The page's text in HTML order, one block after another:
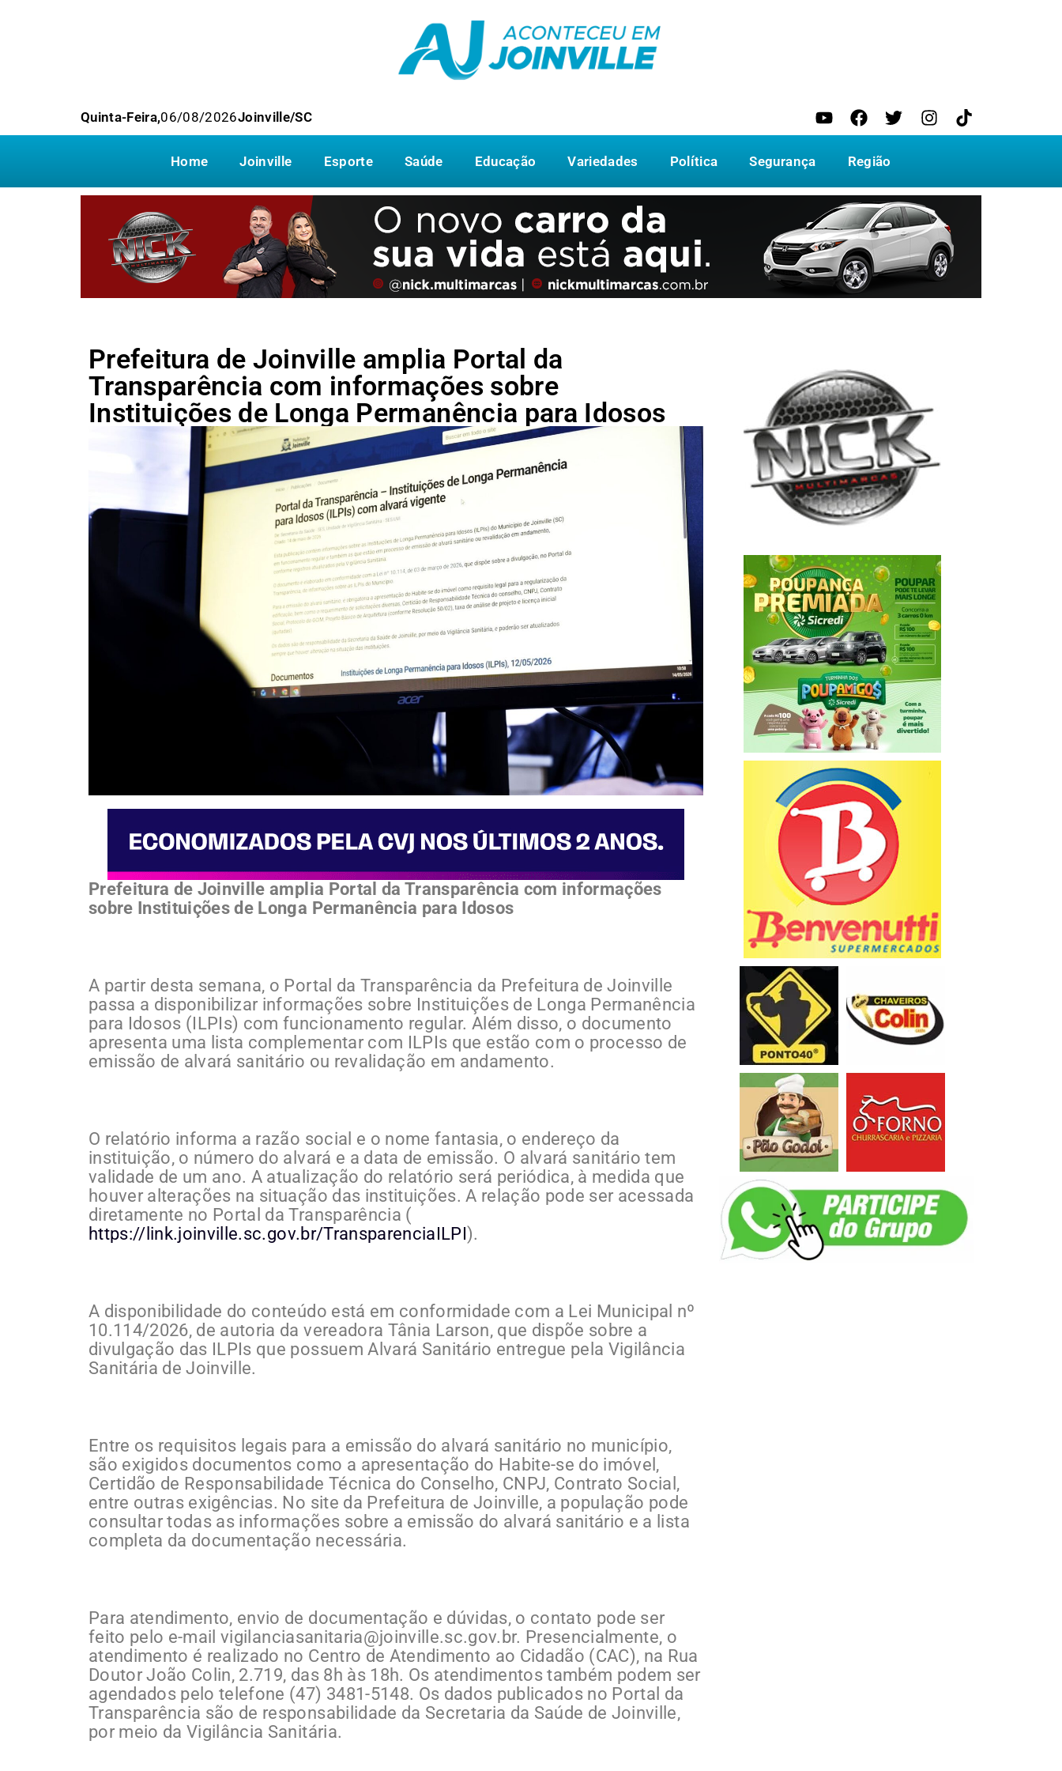
Quinta-Feira,06/08/2026Joinville/SC
Home Joinville Esporte Saúde Educação Variedades Política Segurança Região
Prefeitura de Joinville amplia Portal da
Transparência com informações sobre
Instituições de Longa Permanência para Idosos
Prefeitura de Joinville amplia Portal da Transparência com informações
sobre Instituições de Longa Permanência para Idosos
A partir desta semana, o Portal da Transparência da Prefeitura de Joinville
passa a disponibilizar informações sobre Instituições de Longa Permanência
para Idosos (ILPIs) com funcionamento regular. Além disso, o documento
apresenta uma lista complementar com ILPIs que estão com o processo de
emissão de alvará sanitário ou revalidação em andamento.
O relatório informa a razão social e o nome fantasia, o endereço da
instituição, o número do alvará e a data de emissão. O alvará sanitário tem
validade de um ano. A atualização do relatório será periódica, à medida que
houver alterações na situação das instituições. A relação pode ser acessada
diretamente no Portal da Transparência (
https://link.joinville.sc.gov.br/TransparenciaILPI).
A disponibilidade do conteúdo está em conformidade com a Lei Municipal nº
10.114/2026, de autoria da vereadora Tânia Larson, que dispõe sobre a
divulgação das ILPIs que possuem Alvará Sanitário entregue pela Vigilância
Sanitária de Joinville.
Entre os requisitos legais para a emissão do alvará sanitário no município,
são exigidos documentos como a apresentação do Habite-se do imóvel,
Certidão de Responsabilidade Técnica do Conselho, CNPJ, Contrato Social,
entre outras exigências. No site da Prefeitura de Joinville, a população pode
consultar todas as informações sobre a emissão do alvará sanitário e a lista
completa da documentação necessária.
Para atendimento, envio de documentação e dúvidas, o contato pode ser
feito pelo e-mailvigilanciasanitaria@joinville.sc.gov.br. Presencialmente, o
atendimento é realizado no Centro de Atendimento ao Cidadão (CAC), na Rua
Doutor João Colin, 2.719, das 8h às 18h. Os atendimentos também podem ser
agendados pelo telefone (47) 3481-5148. Os dados publicados no Portal da
Transparência são de responsabilidade da Secretaria da Saúde de Joinville,
por meio da Vigilância Sanitária.